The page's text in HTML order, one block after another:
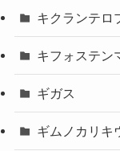
キクランテロ
キフォステン
ギガス
ギムノカリキ